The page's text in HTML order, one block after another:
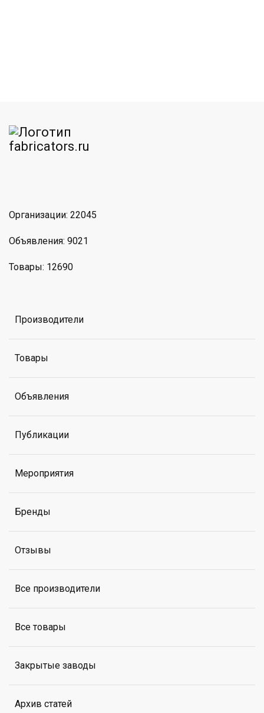
Организации: 22045
Объявления: 9021
Товары: 12690
Производители
Товары
Объявления
Публикации
Мероприятия
Бренды
Отзывы
Все производители
Все товары
Закрытые заводы
Архив статей